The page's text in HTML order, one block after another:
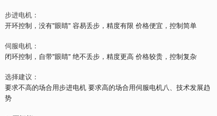
步进电机：
开环控制，没有"眼睛" 容易丢步，精度有限 价格便宜，控制简单
伺服电机：
闭环控制，自带"眼睛" 绝不丢步，精度更高 价格较贵，控制复杂
选择建议：
要求不高的场合用步进电机 要求高的场合用伺服电机八、技术发展趋
势